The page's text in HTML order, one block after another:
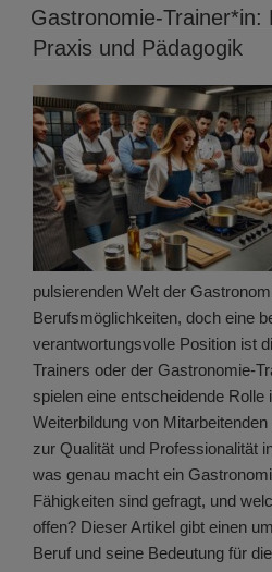
AM
Gastronomie-Trainer*in:
Praxis und Pädagogik
pulsierenden Welt der
Berufsmöglichkeiten, doch eine
verantwortungsvolle Position ist
Trainers oder der Gastronomie-
spielen eine entscheidende Rolle
Weiterbildung von
zur Qualität und Professionalität
was genau macht ein
Fähigkeiten sind gefragt, und
offen? Dieser Artikel gibt einen
Beruf und seine Bedeutung für